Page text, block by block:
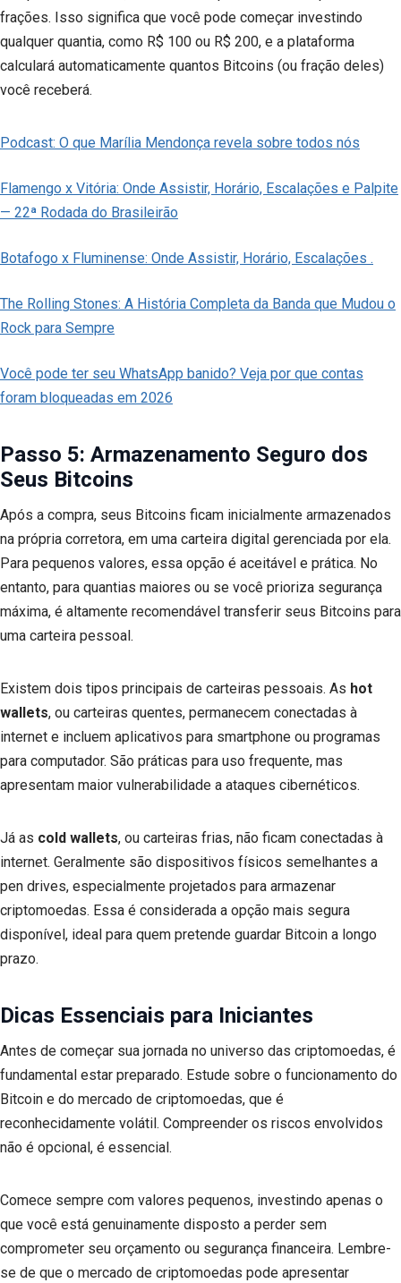
frações. Isso significa que você pode começar investindo
qualquer quantia, como R$ 100 ou R$ 200, e a plataforma
calculará automaticamente quantos Bitcoins (ou fração deles)
você receberá.
Podcast: O que Marília Mendonça revela sobre todos nós
Flamengo x Vitória: Onde Assistir, Horário, Escalações e Palpite
— 22ª Rodada do Brasileirão
Botafogo x Fluminense: Onde Assistir, Horário, Escalações .
The Rolling Stones: A História Completa da Banda que Mudou o
Rock para Sempre
Você pode ter seu WhatsApp banido? Veja por que contas
foram bloqueadas em 2026
Passo 5: Armazenamento Seguro dos
Seus Bitcoins
Após a compra, seus Bitcoins ficam inicialmente armazenados
na própria corretora, em uma carteira digital gerenciada por ela.
Para pequenos valores, essa opção é aceitável e prática. No
entanto, para quantias maiores ou se você prioriza segurança
máxima, é altamente recomendável transferir seus Bitcoins para
uma carteira pessoal.
Existem dois tipos principais de carteiras pessoais. As hot
wallets, ou carteiras quentes, permanecem conectadas à
internet e incluem aplicativos para smartphone ou programas
para computador. São práticas para uso frequente, mas
apresentam maior vulnerabilidade a ataques cibernéticos.
Já as cold wallets, ou carteiras frias, não ficam conectadas à
internet. Geralmente são dispositivos físicos semelhantes a
pen drives, especialmente projetados para armazenar
criptomoedas. Essa é considerada a opção mais segura
disponível, ideal para quem pretende guardar Bitcoin a longo
prazo.
Dicas Essenciais para Iniciantes
Antes de começar sua jornada no universo das criptomoedas, é
fundamental estar preparado. Estude sobre o funcionamento do
Bitcoin e do mercado de criptomoedas, que é
reconhecidamente volátil. Compreender os riscos envolvidos
não é opcional, é essencial.
Comece sempre com valores pequenos, investindo apenas o
que você está genuinamente disposto a perder sem
comprometer seu orçamento ou segurança financeira. Lembre-
se de que o mercado de criptomoedas pode apresentar